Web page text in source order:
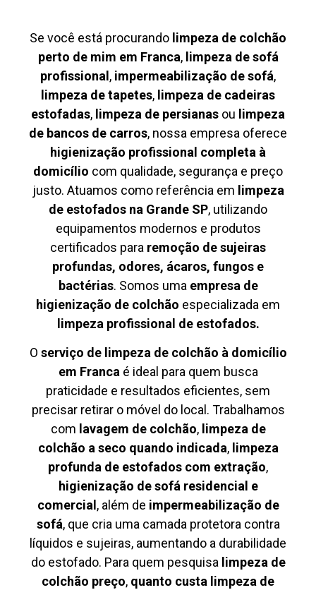
Se você está procurando limpeza de colchão
perto de mim em Franca, limpeza de sofá
profissional , impermeabilização de sofá,
limpeza de tapetes, limpeza de cadeiras
estofadas, limpeza de persianas ou limpeza
de bancos de carros, nossa empresa oferece
higienização profissional completa à
domicílio com qualidade, segurança e preço
justo. Atuamos como referência em limpeza
de estofados na Grande SP, utilizando
equipamentos modernos e produtos
certificados para remoção de sujeiras
profundas, odores, ácaros, fungos e
bactérias. Somos uma empresa de
higienização de colchão especializada em
limpeza profissional de estofados.
O serviço de limpeza de colchão à domicílio
em Francaé ideal para quem busca
praticidade e resultados eficientes, sem
precisar retirar o móvel do local. Trabalhamos
com lavagem de colchão, limpeza de
colchão a seco quando indicada, limpeza
profunda de estofados com extração,
higienização de sofá residencial e
comercial , além de impermeabilização de
sofá, que cria uma camada protetora contra
líquidos e sujeiras, aumentando a durabilidade
do estofado. Para quem pesquisa limpeza de
colchão preço, quanto custa limpeza de